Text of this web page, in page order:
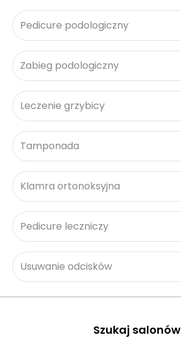
Pedicure podologiczny
Zabieg podologiczny
Leczenie grzybicy
Tamponada
Klamra ortonoksyjna
Pedicure leczniczy
Usuwanie odcisków
Szukaj salonów